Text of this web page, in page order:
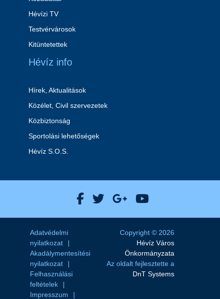
Hévízi TV
Testvérvárosok
Kitüntetettek
Hévíz info
Hírek, Aktualitások
Közélet, Civil szervezetek
Közbiztonság
Sportolási lehetőségek
Hévíz S.O.S.
Hévíz Város Facebook
Hévíz Város X
Hévíz Város
Hévíz Város
Adatvédelmi
nyilatkozat
Akadálymentesítési
nyilatkozat
Felhasználási
feltételek
Impresszum
Copyright © 2026
Hévíz Város
Önkormányzata
Az oldalt fejlesztette a
DnT Systems